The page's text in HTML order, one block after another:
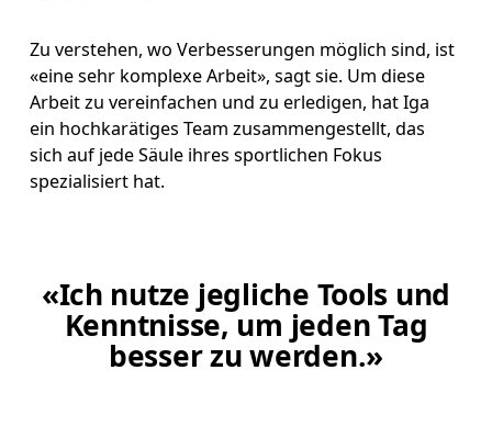
Zu verstehen, wo Verbesserungen möglich sind, ist
«eine sehr komplexe Arbeit», sagt sie. Um diese
Arbeit zu vereinfachen und zu erledigen, hat Iga
ein hochkarätiges Team zusammengestellt, das
sich auf jede Säule ihres sportlichen Fokus
spezialisiert hat.
«Ich nutze jegliche Tools und
Kenntnisse, um jeden Tag
besser zu werden.»